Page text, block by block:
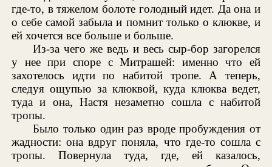
где-то, в тяжелом болоте голодный идет. Да она и
о себе самой забыла и помнит только о клюкве, и
ей хочется все больше и больше.
Из-за чего же ведь и весь сыр-бор загорелся
у нее при споре с Митрашей: именно что ей
захотелось идти по набитой тропе. А теперь,
следуя ощупью за клюквой, куда клюква ведет,
туда и она, Настя незаметно сошла с набитой
тропы.
Было только один раз вроде пробуждения от
жадности: она вдруг поняла, что где-то сошла с
тропы. Повернула туда, где, ей казалось,